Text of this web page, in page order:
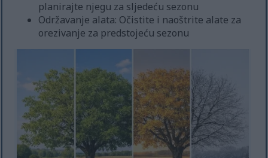
planirajte njegu za sljedeću sezonu
Održavanje alata: Očistite i naoštrite alate za
orezivanje za predstojeću sezonu